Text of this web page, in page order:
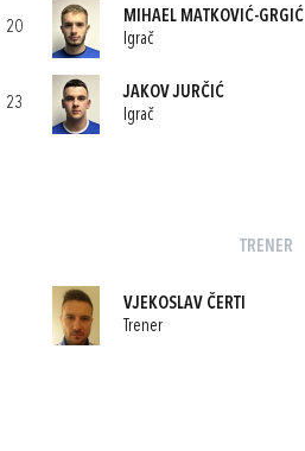
20
MIHAEL MATKOVIĆ-GRGIĆ
Igrač
23
JAKOV JURČIĆ
Igrač
TRENER
VJEKOSLAV ČERTI
Trener